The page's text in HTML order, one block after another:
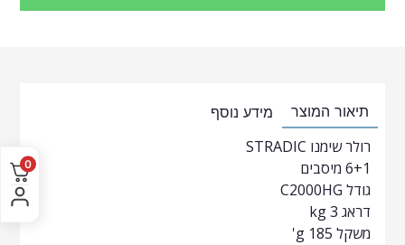
תיאור המוצר מידע נוסף
רולר שימנו STRADIC
6+1 מיסבים
גודל C2000HG
דראג 3 kg
משקל 185 g'
0